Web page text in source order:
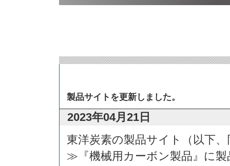
製品サイトを更新しました。
2023年04月21日
東洋炭素の製品サイト（以下
≫『機械用カーボン製品』に